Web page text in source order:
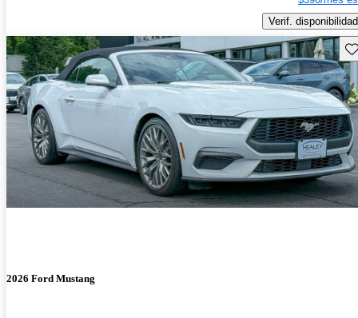
Verif. disponibilidad
2026 Ford Mustang